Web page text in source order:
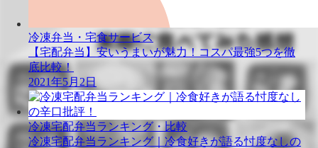
冷凍弁当・宅食サービス
【宅配弁当】安いうまいが魅力！コスパ最強5つを徹
底比較！
2021年5月2日
冷凍宅配弁当ランキング・比較
冷凍宅配弁当ランキング｜冷食好きが語る忖度なしの